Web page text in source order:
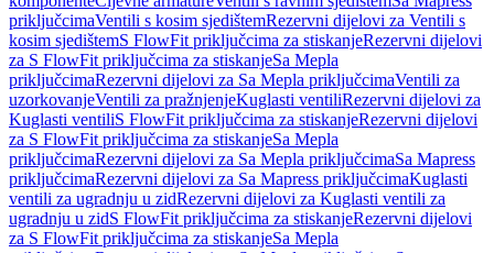
priključcimaVentili s kosim sjedištemRezervni dijelovi za Ventili s
kosim sjedištemS FlowFit priključcima za stiskanjeRezervni dijelovi
za S FlowFit priključcima za stiskanjeSa Mepla
priključcimaRezervni dijelovi za Sa Mepla priključcimaVentili za
uzorkovanjeVentili za pražnjenjeKuglasti ventiliRezervni dijelovi za
Kuglasti ventiliS FlowFit priključcima za stiskanjeRezervni dijelovi
za S FlowFit priključcima za stiskanjeSa Mepla
priključcimaRezervni dijelovi za Sa Mepla priključcimaSa Mapress
priključcimaRezervni dijelovi za Sa Mapress priključcimaKuglasti
ventili za ugradnju u zidRezervni dijelovi za Kuglasti ventili za
ugradnju u zidS FlowFit priključcima za stiskanjeRezervni dijelovi
za S FlowFit priključcima za stiskanjeSa Mepla